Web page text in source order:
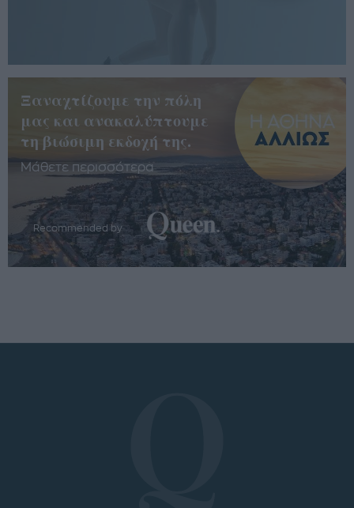
Ξαναχτίζουμε την πόλη
μας και ανακαλύπτουμε
τη βιώσιμη εκδοχή της.
Μάθετε περισσότερα
Recommended by